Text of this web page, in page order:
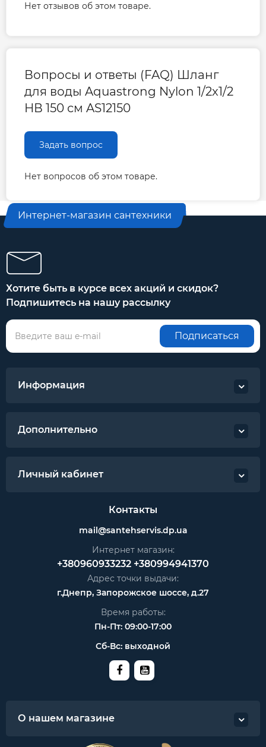
Нет отзывов об этом товаре.
Вопросы и ответы (FAQ) Шланг
для воды Aquastrong Nylon 1/2x1/2
НВ 150 см AS12150
Задать вопрос
Нет вопросов об этом товаре.
Интернет-магазин сантехники
Хотите быть в курсе всех акций и скидок?
Подпишитесь на нашу рассылку
Подписаться
Информация
Дополнительно
Личный кабинет
Контакты
mail@santehservis.dp.ua
Интернет магазин:
+380960933232 +380994941370
Адрес точки выдачи:
г.Днепр, Запорожское шоссе, д.27
Время работы:
Пн-Пт: 09:00-17:00
Сб-Вс: выходной
О нашем магазине